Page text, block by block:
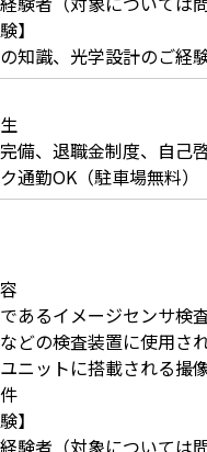
】
知識、光学設計のご経
備、退職金制度、自己
通勤OK（駐車場無料）
あるイメージセンサ検
どの検査装置に使用さ
ニットに搭載される撮
】
験者（対象については